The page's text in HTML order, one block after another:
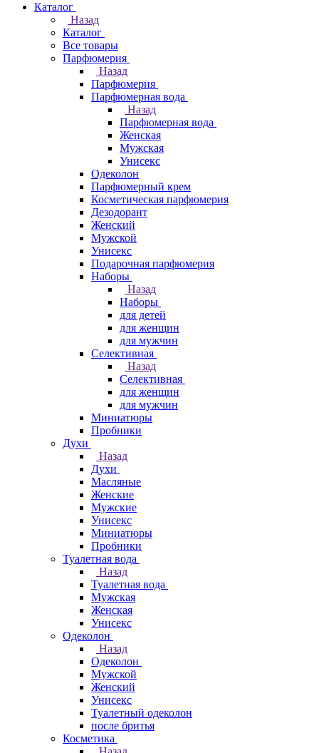
Каталог
Назад
Каталог
Все товары
Парфюмерия
Назад
Парфюмерия
Парфюмерная вода
Назад
Парфюмерная вода
Женская
Мужская
Унисекс
Одеколон
Парфюмерный крем
Косметическая парфюмерия
Дезодорант
Женский
Мужской
Унисекс
Подарочная парфюмерия
Наборы
Назад
Наборы
для детей
для женщин
для мужчин
Селективная
Назад
Селективная
для женщин
для мужчин
Миниатюры
Пробники
Духи
Назад
Духи
Масляные
Женские
Мужские
Унисекс
Миниатюры
Пробники
Туалетная вода
Назад
Туалетная вода
Мужская
Женская
Унисекс
Одеколон
Назад
Одеколон
Мужской
Женский
Унисекс
Туалетный одеколон
после бритья
Косметика